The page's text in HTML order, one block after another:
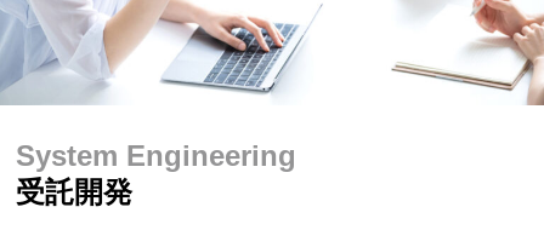
System Engineering
受託開発